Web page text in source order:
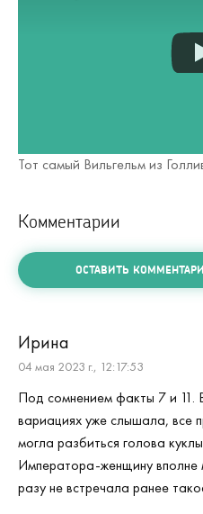
Тот самый Вильгельм из
Комментарии
ОСТАВИТЬ
Ирина
04 мая 2023 г., 12:17:53
Под сомнением факты 7 и 11.
вариациях уже слышала, все
могла разбиться голова
Императора-женщину вполне
разу не встречала ранее